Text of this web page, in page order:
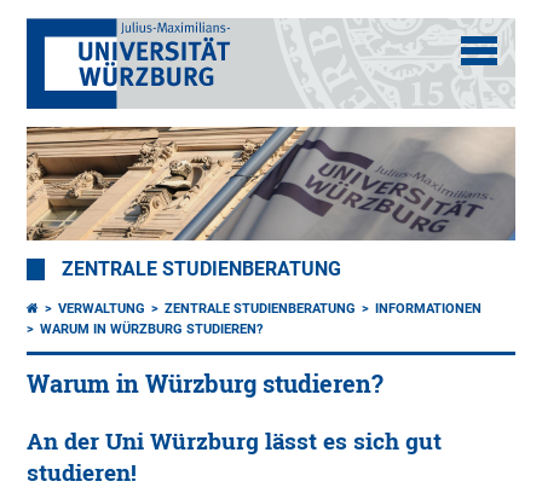
ZENTRALE STUDIENBERATUNG
VERWALTUNG ZENTRALE STUDIENBERATUNG
INFORMATIONEN
WARUM IN WÜRZBURG STUDIEREN?
Warum in Würzburg studieren?
An der Uni Würzburg lässt es sich gut
studieren!